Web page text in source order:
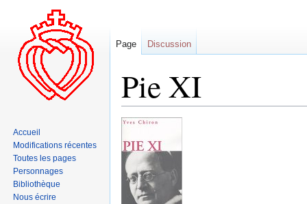
Pie XI
Aller
à
la
navigation
Aller
à
la
recherche
Page Discussion
Accueil
Modifications récentes
Toutes les pages
Personnages
Bibliothèque
Nous écrire